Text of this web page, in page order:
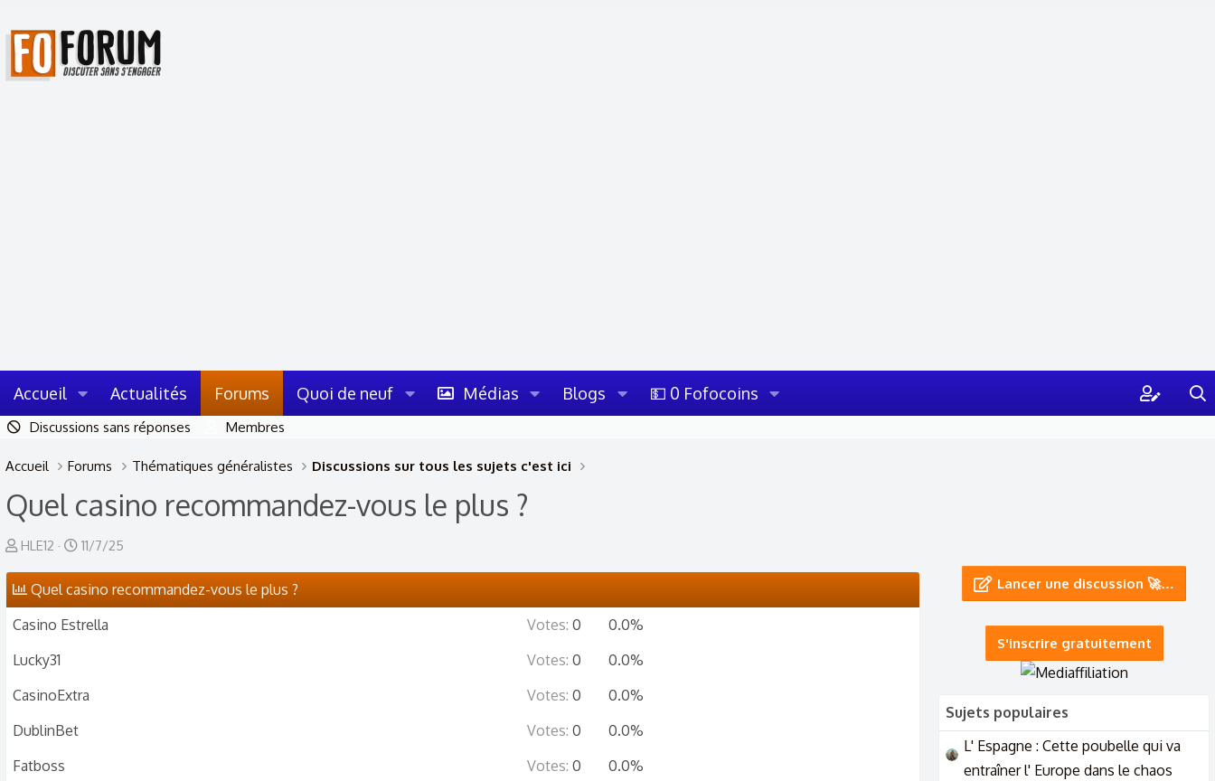
Accueil Actualités Forums Quoi de neuf Médias Blogs 💵 0 Fofocoins
Discussions sans réponses Membres
Accueil Forums Thématiques généralistes Discussions sur tous les sujets c'est ici
Quel casino recommandez-vous le plus ?
A
t
e
u
r
e
l
d
HLE12
D
t
e
d
é
11/7/25
Quel casino recommandez-vous le plus ?
Casino Estrella
Votes: 0
0.0%
Lucky31
Votes: 0
0.0%
CasinoExtra
Votes: 0
0.0%
DublinBet
Votes: 0
0.0%
Fatboss
Votes: 0
0.0%
Lancer une discussion 🚀…
S'inscrire gratuitement
Sujets populaires
L' Espagne : Cette poubelle qui va
entraîner l' Europe dans le chaos